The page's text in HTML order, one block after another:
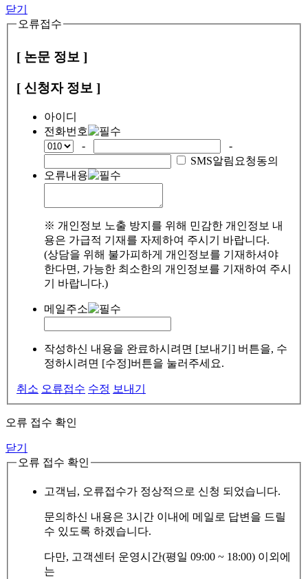
닫기
오류접수
[ 논문 정보 ]
[ 신청자 정보 ]
아이디
전화번호
-
-
SMS알림요청동의
오류내용
※ 개인정보 노출 방지를 위해 민감한 개인정보 내
용은 가급적 기재를 자제하여 주시기 바랍니다.
(상담을 위해 불가피하게 개인정보를 기재하셔야
한다면, 가능한 최소한의 개인정보를 기재하여 주시
기 바랍니다.)
메일주소
작성하신 내용을 완료하시려면 [보내기] 버튼을, 수
정하시려면 [수정]버튼을 눌러주세요.
취소 오류접수 수정 보내기
오류 접수 확인
닫기
오류 접수 확인
고객님, 오류접수가 정상적으로 신청 되었습니다.
문의하신 내용은 3시간 이내에 메일로 답변을 드릴
수 있도록 하겠습니다.
다만, 고객센터 운영시간(평일 09:00 ~ 18:00) 이외에
는